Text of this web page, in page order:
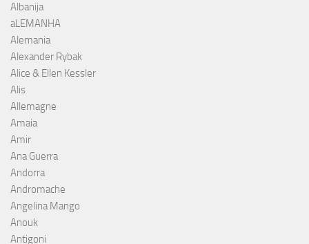
Albanija
aLEMANHA
Alemania
Alexander Rybak
Alice & Ellen Kessler
Alis
Allemagne
Amaia
Amir
Ana Guerra
Andorra
Andromache
Angelina Mango
Anouk
Antigoni